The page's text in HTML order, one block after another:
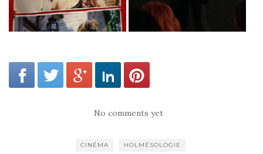
No comments yet
CINÉMA HOLMÉSOLOGIE